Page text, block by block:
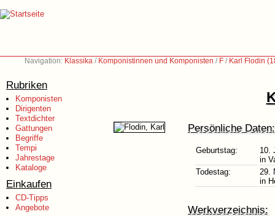
Navigation: Klassika / Komponistinnen und Komponisten / F / Karl Flodin
Rubriken
Komponisten
Dirigenten
Textdichter
Gattungen
Begriffe
Tempi
Jahrestage
Kataloge
Einkaufen
CD-Tipps
Angebote
Persönliche Daten:
Geburtstag:
10.
in
Todestag:
29.
in
Werkverzeichnis: